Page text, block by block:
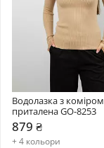
Водолазка з коміром
приталена GO-8253
879 ₴
+ 4 кольори